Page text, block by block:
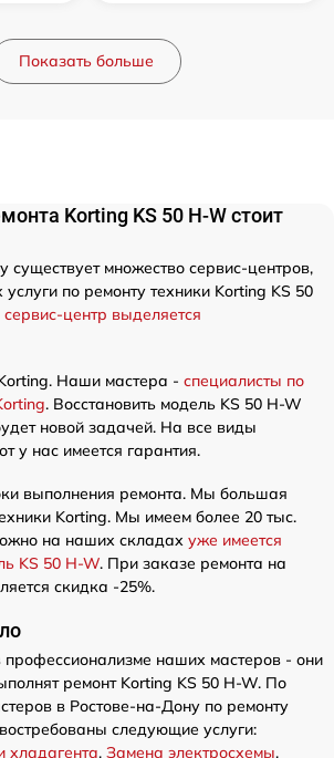
Показать больше
Korting KS 50 H-W стоит
существует множество сервис-центров,
по ремонту техники Korting KS 50
центр выделяется
Наши мастера - специалисты по
. Восстановить модель KS 50 H-W
новой задачей. На все виды
у нас имеется гарантия.
выполнения ремонта. Мы большая
Korting. Мы имеем более 20 тыс.
на наших складах уже имеется
KS 50 H-W. При заказе ремонта на
скидка -25%.
наших мастеров - они
ремонт Korting KS 50 H-W. По
в Ростове-на-Дону по ремонту
следующие услуги:
хладагента, Замена электросхемы,